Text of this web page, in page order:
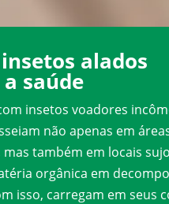
alados
saúde
insetos voadores
não apenas em
também em locais
orgânica em
isso, carregam em seus